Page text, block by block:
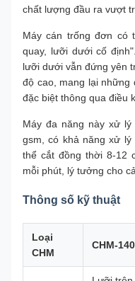
chất lượng đầu ra vượt
Máy cán trống đơn có
quay, lưỡi dưới cố
lưỡi dưới vẫn đứng yên
độ cao, mang lại những
đặc biệt thông qua điều
Máy đa năng này xử
gsm, có khả năng xử
thể cắt đồng thời 8-12
mỗi phút, lý tưởng cho
Thông số kỹ thuật
Loại
CHM
CHM-